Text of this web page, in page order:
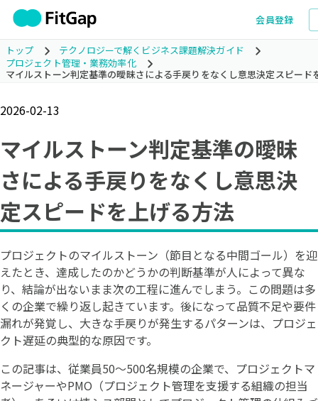
会員登録
トップ
テクノロジーで解くビジネス課題解決ガイド
プロジェクト管理・業務効率化
マイルストーン判定基準の曖昧さによる手戻りをなくし意思決定スピード
2026-02-13
マイルストーン判定基準の曖昧
さによる手戻りをなくし意思決
定スピードを上げる方法
プロジェクトのマイルストーン（節目となる中間ゴール）を迎
えたとき、達成したのかどうかの判断基準が人によって異な
り、結論が出ないまま次の工程に進んでしまう。この問題は多
くの企業で繰り返し起きています。後になって品質不足や要件
漏れが発覚し、大きな手戻りが発生するパターンは、プロジェ
クト遅延の典型的な原因です。
この記事は、従業員50〜500名規模の企業で、プロジェクトマ
ネージャーやPMO（プロジェクト管理を支援する組織の担当